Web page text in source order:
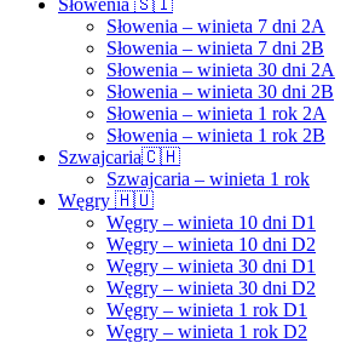
Słowenia 🇸🇮
Słowenia – winieta 7 dni 2A
Słowenia – winieta 7 dni 2B
Słowenia – winieta 30 dni 2A
Słowenia – winieta 30 dni 2B
Słowenia – winieta 1 rok 2A
Słowenia – winieta 1 rok 2B
Szwajcaria🇨🇭
Szwajcaria – winieta 1 rok
Węgry 🇭🇺
Węgry – winieta 10 dni D1
Węgry – winieta 10 dni D2
Węgry – winieta 30 dni D1
Węgry – winieta 30 dni D2
Węgry – winieta 1 rok D1
Węgry – winieta 1 rok D2